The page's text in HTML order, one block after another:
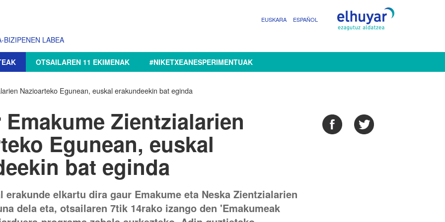
EUSKARA ESPAÑOL
BIZIPENEN LABEA
OTSAILAREN 11 EKIMENAK #NIKETXEANESPERIMENTUAK
Nazioarteko Egunean, euskal erakundeekin bat eginda
Zientzialarien
Egunean, euskal
bat eginda
erakunde elkartu dira gaur Emakume eta Neska Zientzialarien
dela eta, otsailaren 7tik 14rako izango den 'Emakumeak